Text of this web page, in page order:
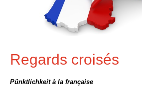
Regards croisés
Pünktlichkeit à la française